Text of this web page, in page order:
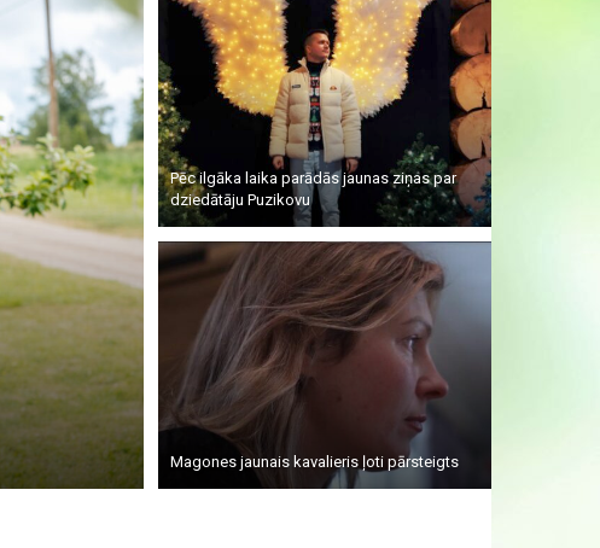
Pēc ilgāka laika parādās jaunas ziņas par
dziedātāju Puzikovu
Magones jaunais kavalieris ļoti pārsteigts